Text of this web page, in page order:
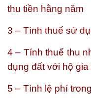
thu tiền hằng năm
3 – Tính thuế sử
4 – Tính thuế thu
dụng đất với hộ
5 – Tính lệ phí